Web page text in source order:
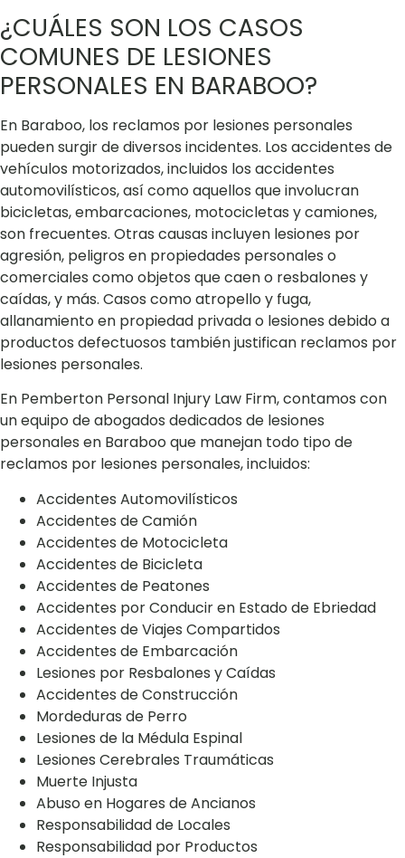
¿CUÁLES SON LOS CASOS
COMUNES DE LESIONES
PERSONALES EN BARABOO?
En Baraboo, los reclamos por lesiones personales
pueden surgir de diversos incidentes. Los accidentes de
vehículos motorizados, incluidos los accidentes
automovilísticos, así como aquellos que involucran
bicicletas, embarcaciones, motocicletas y camiones,
son frecuentes. Otras causas incluyen lesiones por
agresión, peligros en propiedades personales o
comerciales como objetos que caen o resbalones y
caídas, y más. Casos como atropello y fuga,
allanamiento en propiedad privada o lesiones debido a
productos defectuosos también justifican reclamos por
lesiones personales.
En Pemberton Personal Injury Law Firm, contamos con
un equipo de abogados dedicados de lesiones
personales en Baraboo que manejan todo tipo de
reclamos por lesiones personales, incluidos:
Accidentes Automovilísticos
Accidentes de Camión
Accidentes de Motocicleta
Accidentes de Bicicleta
Accidentes de Peatones
Accidentes por Conducir en Estado de Ebriedad
Accidentes de Viajes Compartidos
Accidentes de Embarcación
Lesiones por Resbalones y Caídas
Accidentes de Construcción
Mordeduras de Perro
Lesiones de la Médula Espinal
Lesiones Cerebrales Traumáticas
Muerte Injusta
Abuso en Hogares de Ancianos
Responsabilidad de Locales
Responsabilidad por Productos